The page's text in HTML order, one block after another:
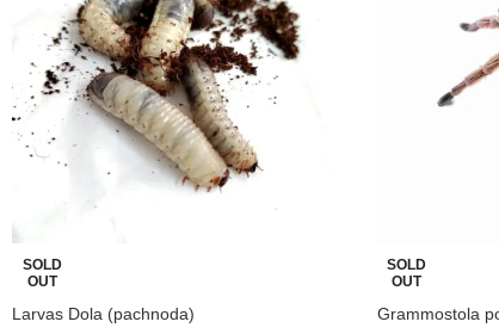
SOLD
OUT
Larvas Dola (pachnoda)
SOLD
OUT
Grammostola